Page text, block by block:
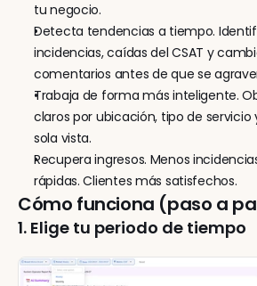
tu negocio.
Detecta tendencias a tiempo.
incidencias, caídas del CSAT y
comentarios antes de que se
Trabaja de forma más inteligente.
claros por ubicación, tipo de
sola vista.
Recupera ingresos. Menos
rápidas. Clientes más satisfechos.
Cómo funciona (paso a
1. Elige tu periodo de tiempo